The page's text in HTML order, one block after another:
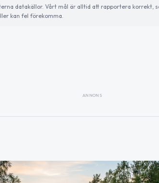
datakällor. Vårt mål är alltid att rapportera korrekt,
kan fel förekomma.
ANNONS